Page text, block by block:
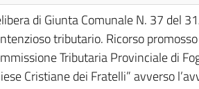
di Giunta Comunale N. 37 del
tributario. Ricorso
Tributaria Provinciale di
Cristiane dei Fratelli” avverso